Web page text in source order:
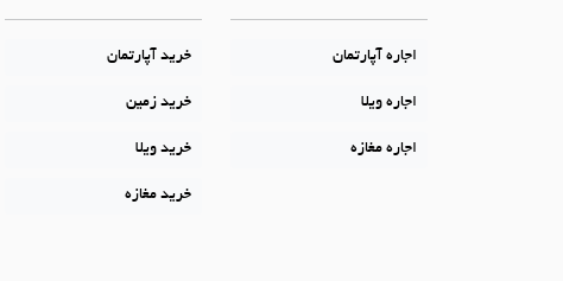
اجاره آپارتمان
اجاره ویلا
اجاره مغازه
خرید آپارتمان
خرید زمین
خرید ویلا
خرید مغازه